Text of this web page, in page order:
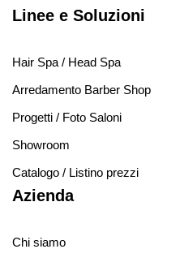
Linee e Soluzioni
Hair Spa / Head Spa
Arredamento Barber Shop
Progetti / Foto Saloni
Showroom
Catalogo / Listino prezzi
Azienda
Chi siamo